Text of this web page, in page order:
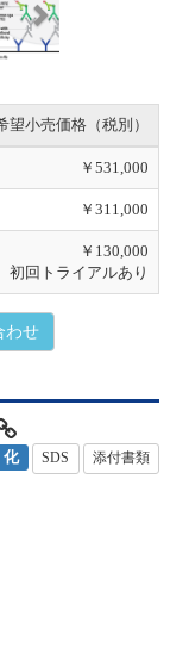
t
初回トライアルあり
化